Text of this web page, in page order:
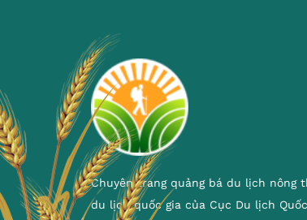
Chuyên trang quảng bá du lịch nông
du lịch quốc gia của Cục Du lịch